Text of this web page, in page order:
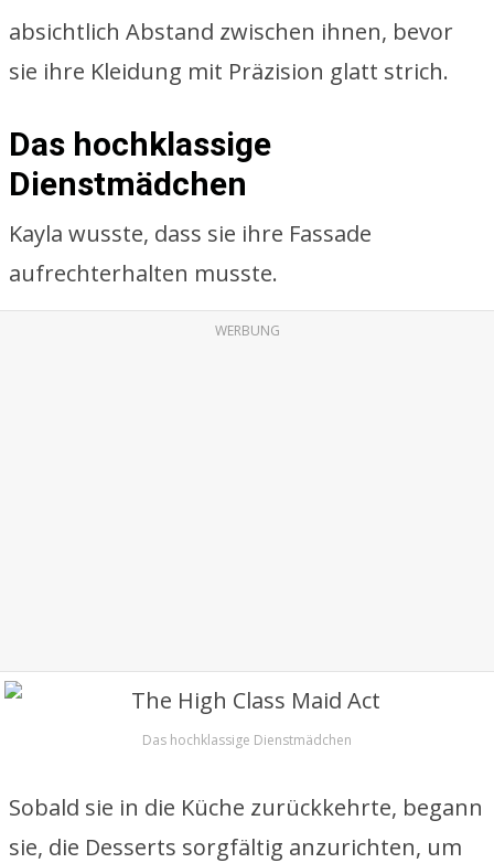
absichtlich Abstand zwischen ihnen, bevor
sie ihre Kleidung mit Präzision glatt strich.
Das hochklassige
Dienstmädchen
Kayla wusste, dass sie ihre Fassade
aufrechterhalten musste.
WERBUNG
Das hochklassige Dienstmädchen
Sobald sie in die Küche zurückkehrte, begann
sie, die Desserts sorgfältig anzurichten, um